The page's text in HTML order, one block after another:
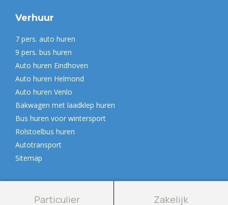
Verhuur
7 pers. auto huren
9 pers. bus huren
Auto huren Eindhoven
Auto huren Helmond
Auto huren Venlo
Bakwagen met laadklep huren
Bus huren voor wintersport
Rolstoelbus huren
Autotransport
Sitemap
© 2026 | Autoverhuur de Mulder | Alle rechten voorbehouden
Particulier Zakelijk